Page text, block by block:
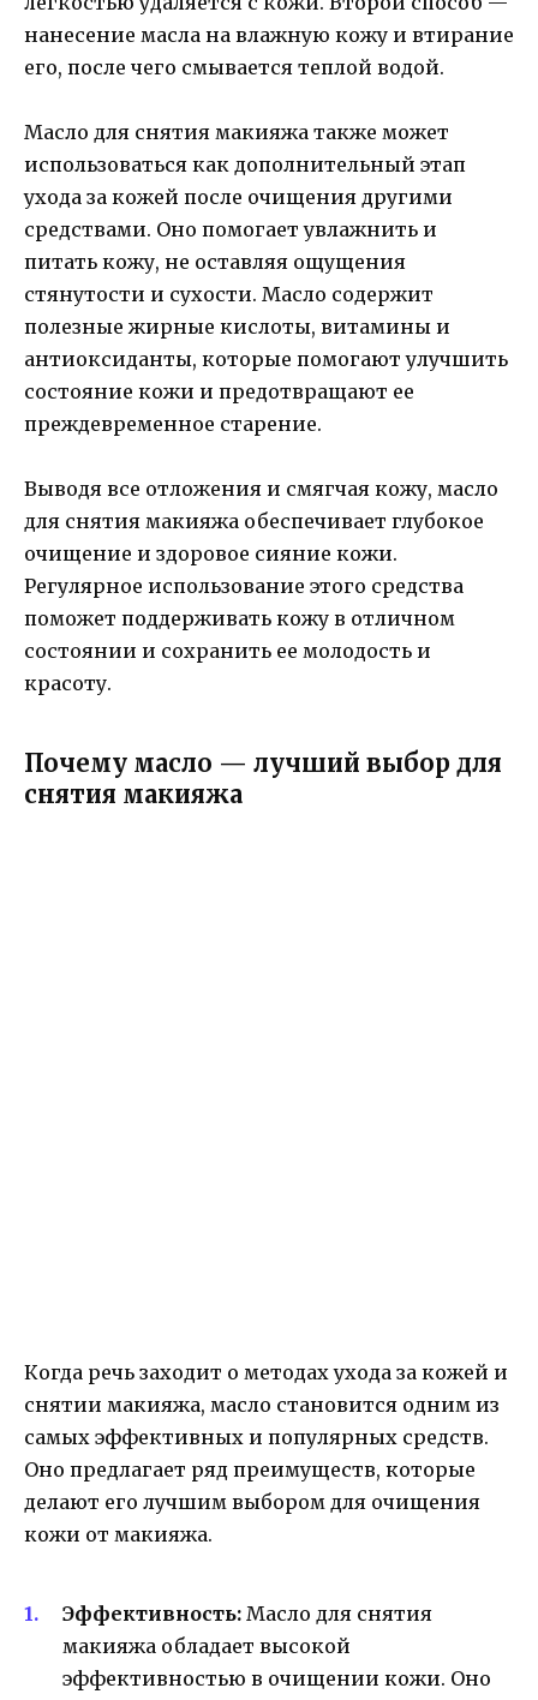
нанесение масла на влажную кожу и втирание
его, после чего смывается теплой водой.
Масло для снятия макияжа также может
использоваться как дополнительный этап
ухода за кожей после очищения другими
средствами. Оно помогает увлажнить и
питать кожу, не оставляя ощущения
стянутости и сухости. Масло содержит
полезные жирные кислоты, витамины и
антиоксиданты, которые помогают улучшить
состояние кожи и предотвращают ее
преждевременное старение.
Выводя все отложения и смягчая кожу, масло
для снятия макияжа обеспечивает глубокое
очищение и здоровое сияние кожи.
Регулярное использование этого средства
поможет поддерживать кожу в отличном
состоянии и сохранить ее молодость и
красоту.
Почему масло — лучший выбор для
снятия макияжа
Когда речь заходит о методах ухода за кожей и
снятии макияжа, масло становится одним из
самых эффективных и популярных средств.
Оно предлагает ряд преимуществ, которые
делают его лучшим выбором для очищения
кожи от макияжа.
Эффективность: Масло для снятия
макияжа обладает высокой
эффективностью в очищении кожи. Оно